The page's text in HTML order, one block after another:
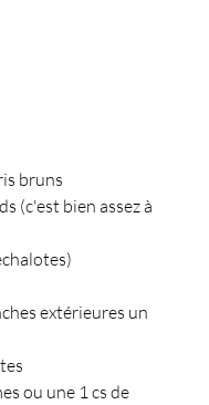
bruns
(c'est bien assez à
extérieures un
ou une 1 cs de